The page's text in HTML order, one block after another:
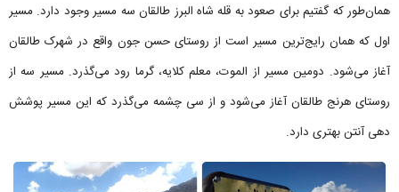
همان‌طور که گفتیم برای صعود به قله شاه البرز طالقان سه مسیر وجود دارد. مسیر
اول که همان رایج‌ترین مسیر است از روستای حسن جون واقع در شهرک طالقان
آغاز می‌شود. دومین مسیر از الموت، معلم کلایه، گرما رود می‌گذرد. مسیر سه از
روستای هرنج طالقان آغاز می‌شود و از سی چشمه می‌گذرد که این مسیر پوشش
دهی آنتن بهتری دارد.